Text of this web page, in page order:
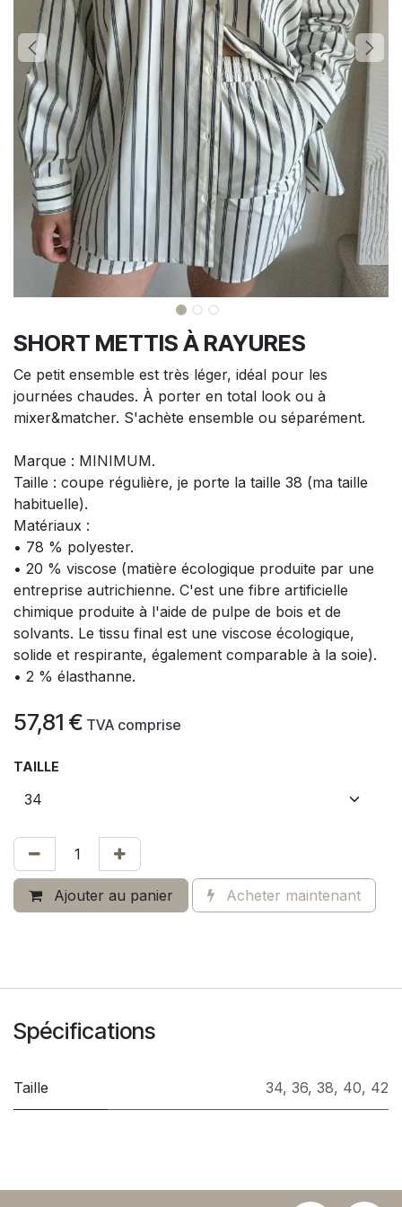
SHORT METTIS À RAYURES
Ce petit ensemble est très léger, idéal pour les
journées chaudes. À porter en total look ou à
mixer&matcher. S'achète ensemble ou séparément.
Marque : MINIMUM.
Taille : coupe régulière, je porte la taille 38 (ma taille
habituelle).
Matériaux :
• 78 % polyester.
• 20 % viscose (matière écologique produite par une
entreprise autrichienne. C'est une fibre artificielle
chimique produite à l'aide de pulpe de bois et de
solvants. Le tissu final est une viscose écologique,
solide et respirante, également comparable à la soie).
• 2 % élasthanne.
57,81 € TVA comprise
TAILLE
Ajouter au panier Acheter maintenant
Spécifications
Taille 34, 36, 38, 40, 42